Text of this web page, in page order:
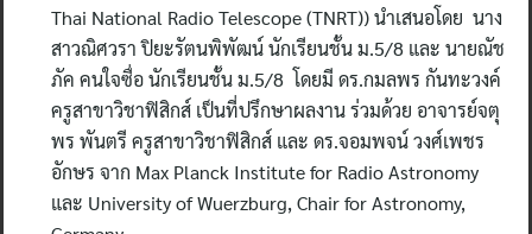
Thai National Radio Telescope (TNRT)) นำเสนอโดย นาง
สาวณิศวรา ปิยะรัตนพิพัฒน์ นักเรียนชั้น ม.5/8 และ นายณัช
ภัค คนใจซื่อ นักเรียนชั้น ม.5/8 โดยมี ดร.กมลพร กันทะวงค์
ครูสาขาวิชาฟิสิกส์ เป็นที่ปรึกษาผลงาน ร่วมด้วย อาจารย์จตุ
พร พันตรี ครูสาขาวิชาฟิสิกส์ และ ดร.จอมพจน์ วงศ์เพชร
อักษร จาก Max Planck Institute for Radio Astronomy
และ University of Wuerzburg, Chair for Astronomy,